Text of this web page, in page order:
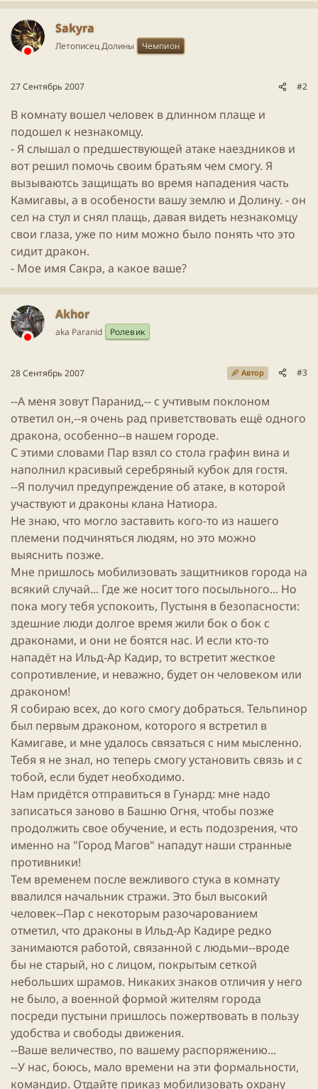
Sakyra
Летописец Долины Чемпион
27 Сентябрь 2007 #2
В комнату вошел человек в длинном плаще и
подошел к незнакомцу.
- Я слышал о предшествующей атаке наездников и
вот решил помочь своим братьям чем смогу. Я
вызываютсь защищать во время нападения часть
Камигавы, а в особености вашу землю и Долину. - он
сел на стул и снял плащь, давая видеть незнакомцу
свои глаза, уже по ним можно было понять что это
сидит дракон.
- Мое имя Сакра, а какое ваше?
Akhor
aka Paranid Ролевик
28 Сентябрь 2007 Автор #3
--А меня зовут Паранид,-- с учтивым поклоном
ответил он,--я очень рад приветствовать ещё одного
дракона, особенно--в нашем городе.
С этими словами Пар взял со стола графин вина и
наполнил красивый серебряный кубок для гостя.
--Я получил предупреждение об атаке, в которой
участвуют и драконы клана Натиора.
Не знаю, что могло заставить кого-то из нашего
племени подчиняться людям, но это можно
выяснить позже.
Мне пришлось мобилизовать защитников города на
всякий случай... Где же носит того посыльного... Но
пока могу тебя успокоить, Пустыня в безопасности:
здешние люди долгое время жили бок о бок с
драконами, и они не боятся нас. И если кто-то
нападёт на Ильд-Ар Кадир, то встретит жесткое
сопротивление, и неважно, будет он человеком или
драконом!
Я собираю всех, до кого смогу добраться. Тельпинор
был первым драконом, которого я встретил в
Камигаве, и мне удалось связаться с ним мысленно.
Тебя я не знал, но теперь смогу установить связь и с
тобой, если будет необходимо.
Нам придётся отправиться в Гунард: мне надо
записаться заново в Башню Огня, чтобы позже
продолжить свое обучение, и есть подозрения, что
именно на "Город Магов" нападут наши странные
противники!
Тем временем после вежливого стука в комнату
ввалился начальник стражи. Это был высокий
человек--Пар с некоторым разочарованием
отметил, что драконы в Ильд-Ар Кадире редко
занимаются работой, связанной с людьми--вроде
бы не старый, но с лицом, покрытым сеткой
небольших шрамов. Никаких знаков отличия у него
не было, а военной формой жителям города
посреди пустыни пришлось пожертвовать в пользу
удобства и свободы движения.
--Ваше величество, по вашему распоряжению...
--У нас, боюсь, мало времени на эти формальности,
командир. Отдайте приказ мобилизовать охрану